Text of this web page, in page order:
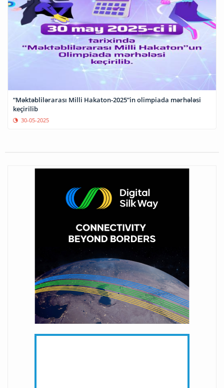
“Məktəblilərarası Milli Hakaton-2025”in olimpiada mərhələsi
keçirilib
30-05-2025